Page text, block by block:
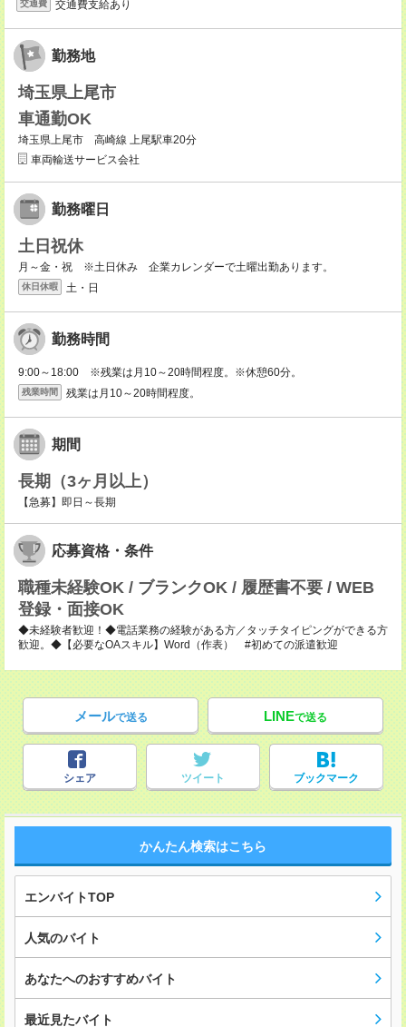
交通費 交通費支給あり
勤務地
埼玉県上尾市
車通勤OK
埼玉県上尾市 高崎線 上尾駅車20分
車両輸送サービス会社
勤務曜日
土日祝休
月～金・祝 ※土日休み 企業カレンダーで土曜出勤あります。
休日休暇 土・日
勤務時間
9:00～18:00 ※残業は月10～20時間程度。※休憩60分。
残業時間 残業は月10～20時間程度。
期間
長期（3ヶ月以上）
【急募】即日～長期
応募資格・条件
職種未経験OK / ブランクOK / 履歴書不要 / WEB
登録・面接OK
◆未経験者歓迎！◆電話業務の経験がある方／タッチタイピングができる方
歓迎。◆【必要なOAスキル】Word（作表） #初めての派遣歓迎
メールで送る LINEで送る
シェア ツイート ブックマーク
かんたん検索はこちら
エンバイトTOP
人気のバイト
あなたへのおすすめバイト
最近見たバイト